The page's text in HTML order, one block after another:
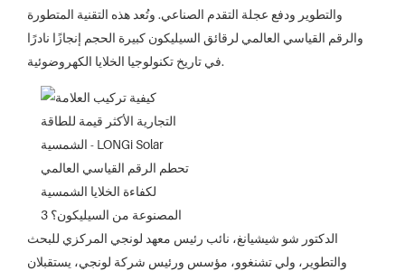
والتطوير ودفع عجلة التقدم الصناعي. وتُعد هذه التقنية المتطورة
والرقم القياسي العالمي لرقائق السيليكون كبيرة الحجم إنجازًا نادرًا
في تاريخ تكنولوجيا الخلايا الكهروضوئية.
الدكتور شو شيشيانغ، نائب رئيس معهد لونجي المركزي للبحث
والتطوير، ولي تشنغوو، مؤسس ورئيس شركة لونجي، يستقبلان